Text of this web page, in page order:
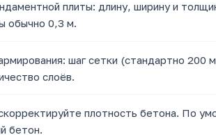
плиты: длину, ширину и
обычно 0,3 м.
шаг сетки (стандартно
слоёв.
плотность бетона. По
бетон.